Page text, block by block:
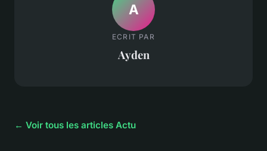
A
ECRIT PAR
Ayden
← Voir tous les articles Actu